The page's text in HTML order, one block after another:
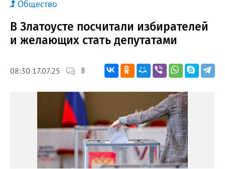
Общество
В Златоусте посчитали избирателей
и желающих стать депутатами
08:30 17.07.25 8